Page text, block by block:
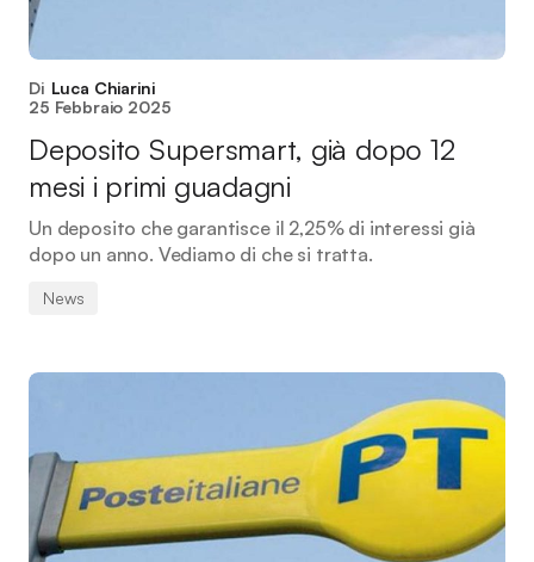
Di Luca Chiarini
25 Febbraio 2025
Deposito Supersmart, già dopo 12
mesi i primi guadagni
Un deposito che garantisce il 2,25% di interessi già
dopo un anno. Vediamo di che si tratta.
News